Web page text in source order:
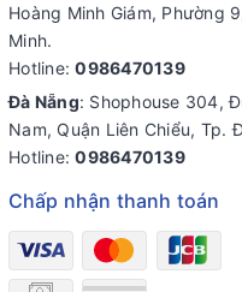
Hoàng Minh Giám, Phường
Minh.
Hotline:0986470139
Đà Nẵng: Shophouse 304,
Nam, Quận Liên Chiểu, Tp.
Hotline:0986470139
Chấp nhận thanh toán